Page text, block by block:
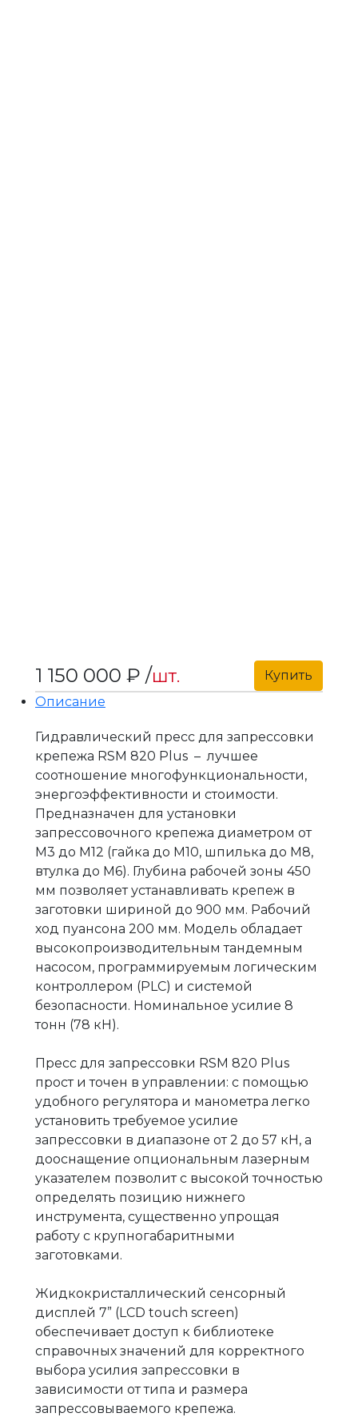
1 150 000 ₽ /шт.
Купить
Описание
Гидравлический пресс для запрессовки
крепежа RSM 820 Plus – лучшее
соотношение многофункциональности,
энергоэффективности и стоимости.
Предназначен для установки
запрессовочного крепежа диаметром от
М3 до М12 (гайка до М10, шпилька до М8,
втулка до М6). Глубина рабочей зоны 450
мм позволяет устанавливать крепеж в
заготовки шириной до 900 мм. Рабочий
ход пуансона 200 мм. Модель обладает
высокопроизводительным тандемным
насосом, программируемым логическим
контроллером (PLC) и системой
безопасности. Номинальное усилие 8
тонн (78 кН).
Пресс для запрессовки RSM 820 Plus
прост и точен в управлении: с помощью
удобного регулятора и манометра легко
установить требуемое усилие
запрессовки в диапазоне от 2 до 57 кН, а
дооснащение опциональным лазерным
указателем позволит с высокой точностью
определять позицию нижнего
инструмента, существенно упрощая
работу с крупногабаритными
заготовками.
Жидкокристаллический сенсорный
дисплей 7” (LCD touch screen)
обеспечивает доступ к библиотеке
справочных значений для корректного
выбора усилия запрессовки в
зависимости от типа и размера
запрессовываемого крепежа.